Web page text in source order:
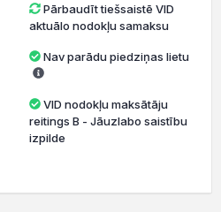
Pārbaudīt tiešsaistē VID
aktuālo nodokļu samaksu
Nav parādu piedziņas lietu
VID nodokļu maksātāju
reitings B - Jāuzlabo saistību
izpilde